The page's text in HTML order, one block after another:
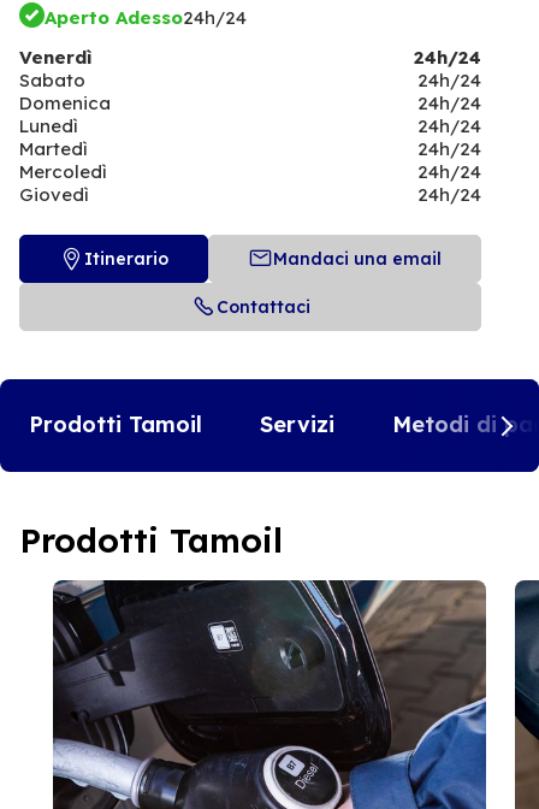
Aperto Adesso24h/24
Venerdì
24h/24
Sabato
24h/24
Domenica
24h/24
Lunedì
24h/24
Martedì
24h/24
Mercoledì
24h/24
Giovedì
24h/24
Itinerario Mandaci una email
Contattaci
Prodotti Tamoil Servizi Metodi di
Prodotti Tamoil